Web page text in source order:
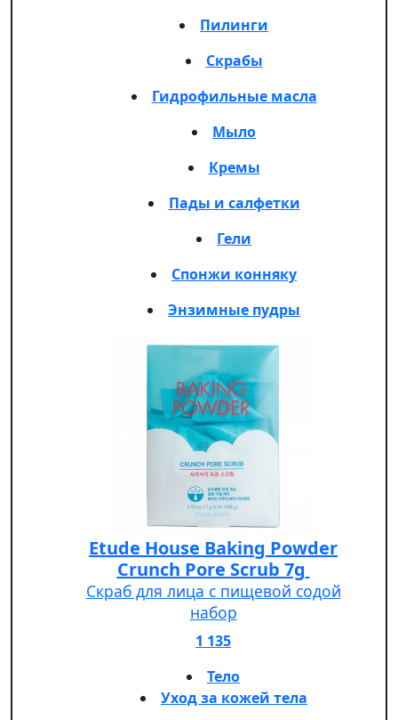
Пилинги
Скрабы
Гидрофильные масла
Мыло
Кремы
Пады и салфетки
Гели
Спонжи конняку
Энзимные пудры
Etude House Baking Powder
Crunch Pore Scrub 7g
Скраб для лица с пищевой содой
набор
1 135
Тело
Уход за кожей тела